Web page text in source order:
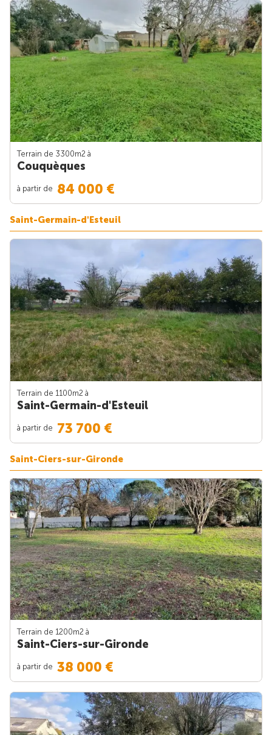
Terrain de 3300m2 à
Couquèques
à partir de 84 000 €
Saint-Germain-d'Esteuil
Terrain de 1100m2 à
Saint-Germain-d'Esteuil
à partir de 73 700 €
Saint-Ciers-sur-Gironde
Terrain de 1200m2 à
Saint-Ciers-sur-Gironde
à partir de 38 000 €